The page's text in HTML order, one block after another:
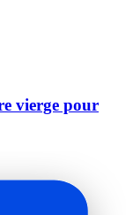
vierge pour